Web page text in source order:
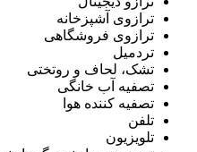
ترازوی آشپزخانه
ترازوی فروشگاهی
تردمیل
تشک، لحاف و روتختی
تصفیه آب خانگی
تصفیه کننده هوا
تلفن
تلویزیون